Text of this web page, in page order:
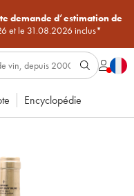
demande d’estimation de
et le 31.08.2026 inclus*
Encyclopédie